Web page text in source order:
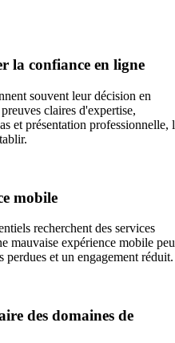
la confiance en ligne
souvent leur décision en
claires d'expertise,
et présentation professionnelle,
mobile
recherchent des services
mauvaise expérience mobile
perdues et un engagement réduit.
des domaines de